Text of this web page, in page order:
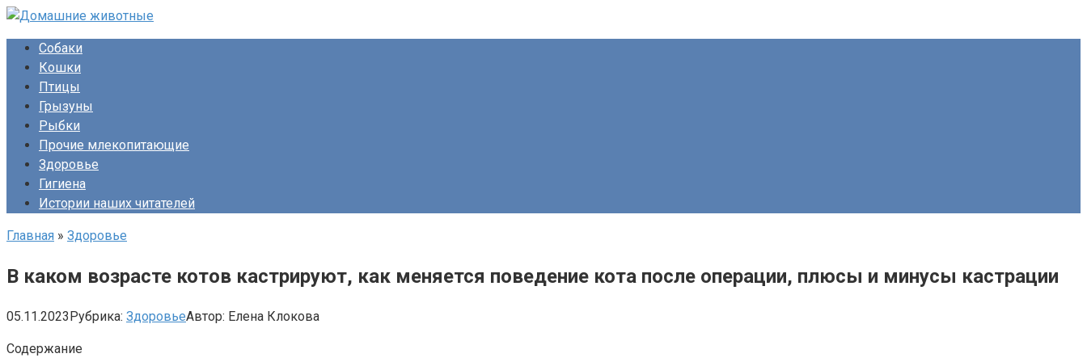
Перейти
контентуСобаки
Кошки
Птицы
Грызуны
Рыбки
Прочие млекопитающие
Здоровье
Гигиена
Истории наших читателей
Главная » Здоровье
В каком возрасте котов кастрируют, как меняется поведение кота после операции, плюсы и минусы кастрации
05.11.2023Рубрика: ЗдоровьеАвтор: Елена Клокова
Содержание